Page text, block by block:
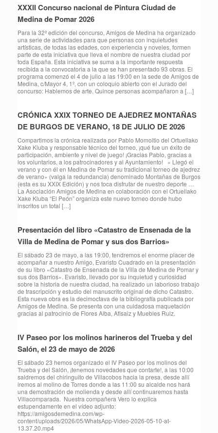
XXXII Concurso nacional de Pintura Ciudad de
Medina de Pomar 2026
Para la 32ª edición del concurso, Amigos de Medina ha organizado
una serie de actividades para que personas con inquietudes
artísticas, de todas las edades, con experiencia y noveles, formen
parte de esta iniciativa que lleva el nombre de nuestra ciudad por
toda España. Esta iniciativa se suma a la importante respuesta
recibida a la convocatoria a la que se han presentado 93 obras. El
programa comenzó el 4 de julio a las 19:00 en la sede de Amigos de
Medina, c/Mayor 4, 1º, con un coloquio abierto con el Jurado del
concurso: Hablemos de arte. Quince personas acompañaron a […]
CRÓNICA XXIX TORNEO DE AJEDREZ MONTAÑAS
DE BURGOS DE VERANO, 18 DE JULIO DE 2026
Compartimos la crónica realizada por Pablo Momoitio del Ortuellako
Xake Kluba y responsable técnico del torneo, ¡qué fue un éxito de
participación, ambiente y nivel de juego! ¡Gracias Pablo, gracias a
los voluntarios, a los patrocinadores y al Ayuntamiento! » Llegó el
verano y con él en Medina de Pomar su tradicional torneo de ajedrez
de verano» (valga la redundancia) denominado Montañas de Burgos
(esta es su XXIX Edición) y nos toca disfrutar de nuestro deporte …
La Asociación Amigos de Medina en colaboración con el Ortuellako
Xake Kluba “El Peón” organiza este nuevo torneo donde hubo
inscritos un total […]
Presentación del libro «Catastro de Ensenada de la
Villa de Medina de Pomar y sus dos Barrios»
El sábado 23 de mayo, a las 19:00, tendremos el enorme placer de
acompañar a nuestro Amigo, Evaristo Cuadrado en la presentación
de su libro «Catastro de Ensenada de la Villa de Medina de Pomar y
sus dos Barrios». Evaristo, llevado por su inquietud y curiosidad
sobre la historia de nuestra ciudad, ha realizado un laborioso trabajo
de trascripción y estudio del manuscrito original de dicho Catastro.
Esta nueva obra es la decimoctava de la bibliografía publicada por
Amigos de Medina. Se presenta con una cuidadosa maquetación
gracias al patrocinio de Flores Alba, Afisaiz y Muebles Ruiz.
IV Paseo por los molinos harineros del Trueba y del
Salón, el 23 de mayo de 2026
⁠El sábado 23 hemos organizado el IV Paseo por los molinos del
Trueba y del Salón, ¡tenemos novedades que contarte!, a las 10:00
saldremos del chiringuito de Villacobos hacia la presa, desde allí
iremos al molino de Torres donde a las 11:00 su alcalde nos hará
una demostración de molienda y desde allí continuaremos hasta
Villacomparada. Nuestra compañera Vero lo explica
estupendamente en el vídeo adjunto:
https://amigosdemedina.com/wp-
content/uploads/2026/05/WhatsApp-Video-2026-05-10-at-
13.37.20.mp4